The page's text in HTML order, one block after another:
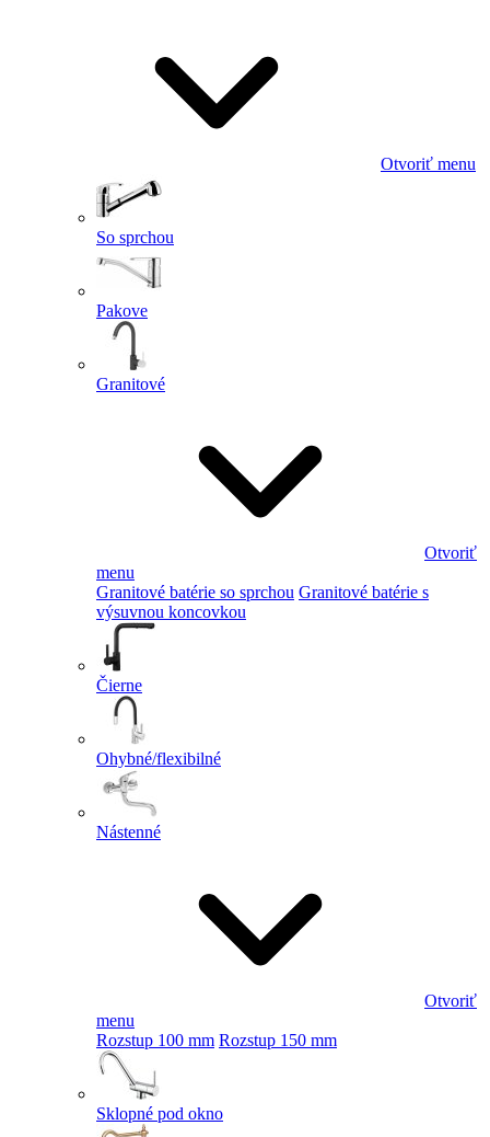
Otvoriť menu
So sprchou
Pakove
Granitové
Otvoriť
menu
Granitové batérie so sprchou Granitové batérie s
výsuvnou koncovkou
Čierne
Ohybné/flexibilné
Nástenné
Otvoriť
menu
Rozstup 100 mm Rozstup 150 mm
Sklopné pod okno